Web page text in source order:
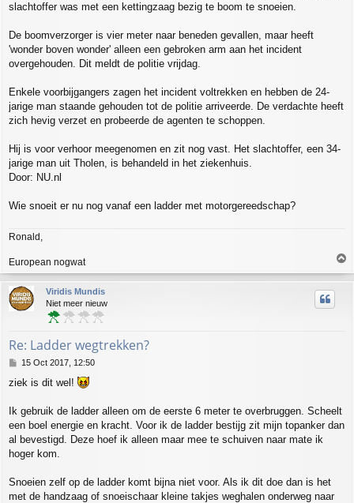
slachtoffer was met een kettingzaag bezig te boom te snoeien.
De boomverzorger is vier meter naar beneden gevallen, maar heeft
'wonder boven wonder' alleen een gebroken arm aan het incident
overgehouden. Dit meldt de politie vrijdag.
Enkele voorbijgangers zagen het incident voltrekken en hebben de 24-
jarige man staande gehouden tot de politie arriveerde. De verdachte heeft
zich hevig verzet en probeerde de agenten te schoppen.
Hij is voor verhoor meegenomen en zit nog vast. Het slachtoffer, een 34-
jarige man uit Tholen, is behandeld in het ziekenhuis.
Door: NU.nl
Wie snoeit er nu nog vanaf een ladder met motorgereedschap?
Ronald,
European nogwat
o
p
Viridis Mundis
Niet meer nieuw
Re: Ladder wegtrekken?
P
s
15 Oct 2017, 12:50
ziek is dit wel!
Ik gebruik de ladder alleen om de eerste 6 meter te overbruggen. Scheelt
een boel energie en kracht. Voor ik de ladder bestijg zit mijn topanker dan
al bevestigd. Deze hoef ik alleen maar mee te schuiven naar mate ik
hoger kom.
Snoeien zelf op de ladder komt bijna niet voor. Als ik dit doe dan is het
met de handzaag of snoeischaar kleine takjes weghalen onderweg naar